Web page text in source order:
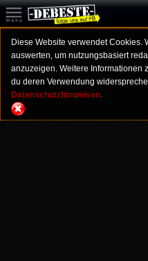
Diese Website verwendet Cookies.
auswerten, um nutzungsbasiert
anzuzeigen. Weitere Informationen
du deren Verwendung
Datenschutzhinweisen.